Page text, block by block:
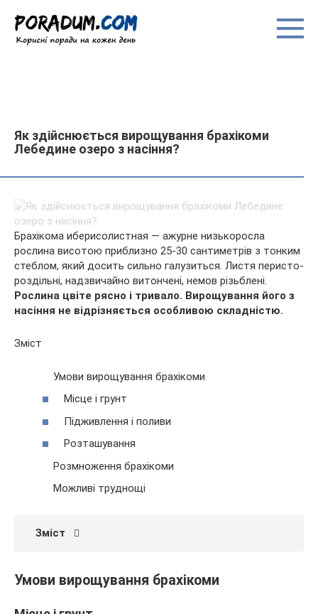
вмісту
Як здійснюється вирощування брахікоми
Лебедине озеро з насіння?
Брахікома иберисолистная — ажурне низькоросла
рослина висотою приблизно 25-30 сантиметрів з тонким
стеблом, який досить сильно галузиться. Листя перисто-
роздільні, надзвичайно витончені, немов різьблені.
Рослина цвіте рясно і тривало. Вирощування його з
насіння не відрізняється особливою складністю.
Зміст
Умови вирощування брахікоми
Місце і грунт
Підживлення і поливи
Розташування
Розмноження брахікоми
Можливі труднощі
Зміст
Умови вирощування брахікоми